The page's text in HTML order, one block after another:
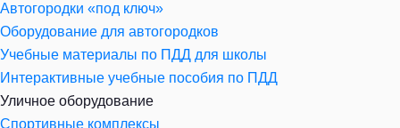
Автогородки «под ключ»
Оборудование для автогородков
Учебные материалы по ПДД для школы
Интерактивные учебные пособия по ПДД
Уличное оборудование
Спортивные комплексы